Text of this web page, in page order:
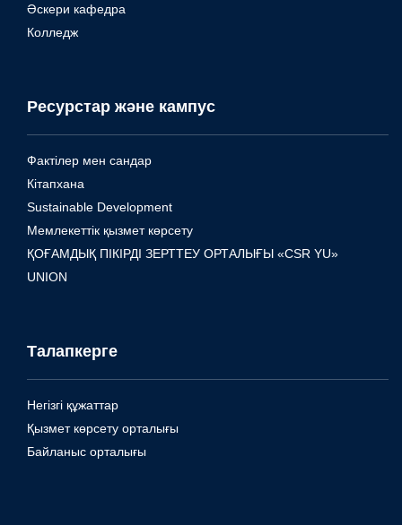
Әскери кафедра
Колледж
Ресурстар және кампус
Фактілер мен сандар
Кітапхана
Sustainable Development
Мемлекеттік қызмет көрсету
ҚОҒАМДЫҚ ПІКІРДІ ЗЕРТТЕУ ОРТАЛЫҒЫ «CSR YU»
UNION
Талапкерге
Негізгі құжаттар
Қызмет көрсету орталығы
Байланыс орталығы